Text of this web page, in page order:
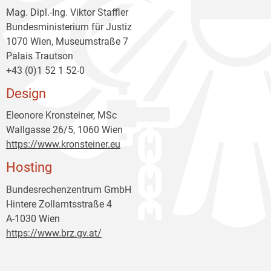
Mag. Dipl.-Ing. Viktor Staffler
Bundesministerium für Justiz
1070 Wien, Museumstraße 7
Palais Trautson
+43 (0)1 52 1 52-0
Design
Eleonore Kronsteiner, MSc
Wallgasse 26/5, 1060 Wien
https://www.kronsteiner.eu
Hosting
Bundesrechenzentrum GmbH
Hintere Zollamtsstraße 4
A-1030 Wien
https://www.brz.gv.at/